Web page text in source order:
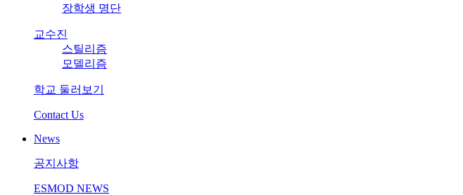
장학생 명단
교수진
스틸리즘
모델리즘
학교 둘러보기
Contact Us
News
공지사항
ESMOD NEWS